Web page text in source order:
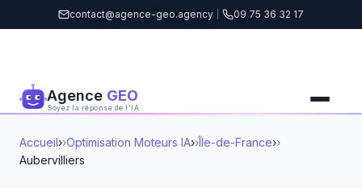
contact@agence-geo.agency 09 75 36 32 17
Agence GEO
Soyez la réponse de l'IA
Accueil› Optimisation Moteurs IA› Île-de-France›
Aubervilliers